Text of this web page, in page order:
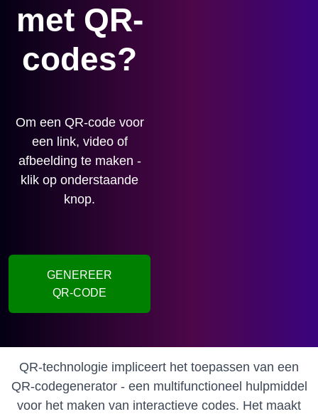
met QR-
codes?
Om een ​​QR-code voor
een link, video of
afbeelding te maken -
klik op onderstaande
knop.
GENEREER
QR-CODE
QR-technologie impliceert het toepassen van een
QR-codegenerator - een multifunctioneel hulpmiddel
voor het maken van interactieve codes. Het maakt